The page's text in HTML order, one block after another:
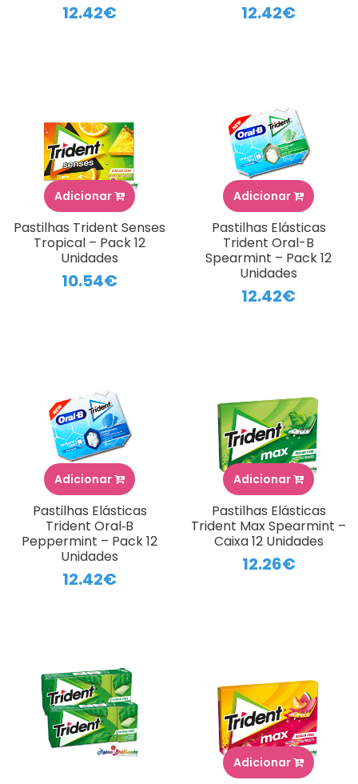
12.42€ 12.42€
Adicionar
Pastilhas Trident Senses
Tropical – Pack 12
Unidades
10.54€
Adicionar
Pastilhas Elásticas
Trident Oral-B
Spearmint – Pack 12
Unidades
12.42€
Adicionar
Pastilhas Elásticas
Trident Oral‑B
Peppermint – Pack 12
Unidades
12.42€
Adicionar
Pastilhas Elásticas
Trident Max Spearmint –
Caixa 12 Unidades
12.26€
Adicionar